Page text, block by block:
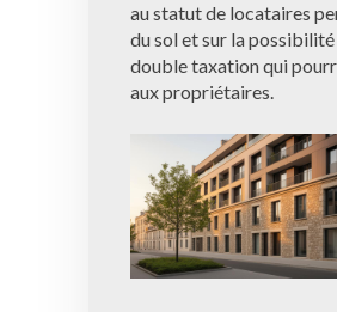
au statut de locataires
du sol et sur la
double taxation qui
aux propriétaires.